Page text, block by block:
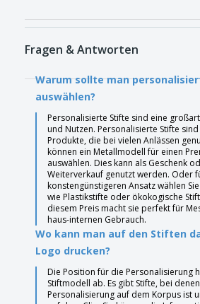
Fragen & Antworten
Warum sollte man
auswählen?
Personalisierte Stifte sind eine
und Nutzen. Personalisierte Stifte
Produkte, die bei vielen Anlässen
können ein Metallmodell für einen
auswählen. Dies kann als Geschenk
Weiterverkauf genutzt werden. Oder
konstengünstigeren Ansatz wählen
wie Plastikstifte oder ökokogische
diesem Preis macht sie perfekt für
haus-internen Gebrauch.
Wo kann man auf den Stiften
Logo drucken?
Die Position für die Personalisierung
Stiftmodell ab. Es gibt Stifte, bei
Personalisierung auf dem Korpus ist